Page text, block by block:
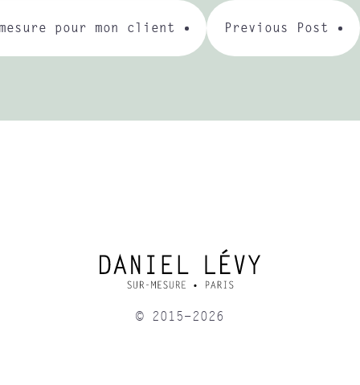
Previous Post
pour mon client
© 2015-2026